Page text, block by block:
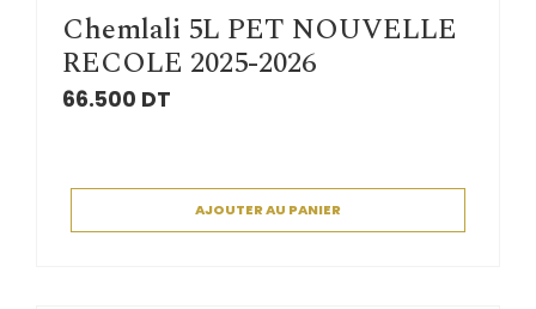
Chemlali 5L PET NOUVELLE
RECOLE 2025-2026
66.500 DT
AJOUTER AU PANIER